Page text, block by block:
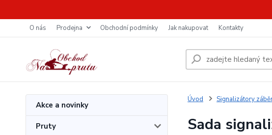
O nás Prodejna Obchodní podmínky Jak nakupovat Kontakty
Akce a novinky
Pruty
Úvod Signalizátory
Sada